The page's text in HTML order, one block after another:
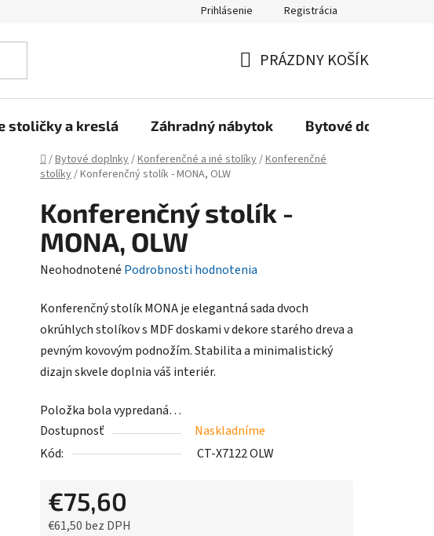
údajov Reklamačný poriadok, Záručné podmienky Reklamačný formulár
Prihlásenie Registrácia
KOŠÍK
PRÁZDNY KOŠÍK
stoličky a kreslá Záhradný nábytok Bytové doplnky
Domov
/Bytové doplnky/Konferenčné a iné stolíky/Konferenčné
stolíky/Konferenčný stolík - MONA, OLW
Konferenčný stolík -
MONA, OLW
Priemerné
produktu
je
0,0
z
hviezdičiek.
Neohodnotené Podrobnosti hodnotenia
Konferenčný stolík MONA je elegantná sada dvoch
okrúhlych stolíkov s MDF doskami v dekore starého dreva a
pevným kovovým podnožím. Stabilita a minimalistický
dizajn skvele doplnia váš interiér.
Položka bola vypredaná…
Dostupnosť
Naskladníme
Kód:
CT-X7122 OLW
€75,60
€61,50 bez DPH